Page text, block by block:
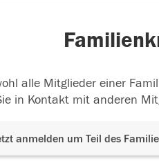
alle Mitglieder einer
in Kontakt mit anderen
anmelden um Teil des